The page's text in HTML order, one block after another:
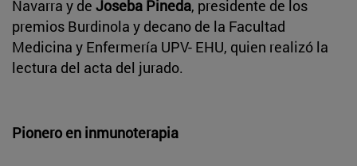
Navarra y de Joseba Pineda, presidente de los
premios Burdinola y decano de la Facultad
Medicina y Enfermería UPV- EHU, quien realizó la
lectura del acta del jurado.
Pionero en inmunoterapia